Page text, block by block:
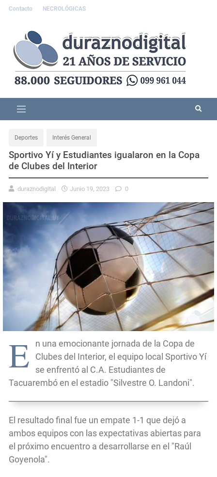
Contacto NECROLÓGICAS
Deportes Interés General
Sportivo Yí y Estudiantes igualaron en la Copa
de Clubes del Interior
duraznodigital Junio 19, 2023 0
E
n una emocionante jornada de la Copa de
Clubes del Interior, el equipo local Sportivo Yí
se enfrentó al C.A. Estudiantes de
Tacuarembó en el estadio "Silvestre O. Landoni".
El resultado final fue un empate 1-1 que dejó a
ambos equipos con las expectativas abiertas para
el próximo encuentro a desarrollarse en el "Raúl
Goyenola".